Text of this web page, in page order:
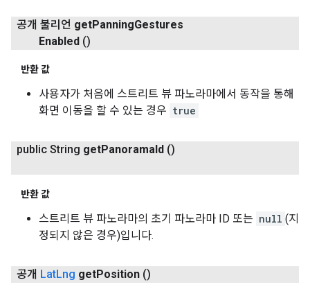
공개 불리언 getPanningGestures
Enabled ()
반환 값
사용자가 처음에 스트리트 뷰 파노라마에서 동작을 통해
화면 이동을 할 수 있는 경우 true
public String getPanoramaId ()
반환 값
스트리트 뷰 파노라마의 초기 파노라마 ID 또는 null (지
정되지 않은 경우)입니다.
공개 LatLng getPosition ()